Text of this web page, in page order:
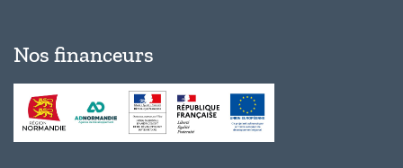
Nos financeurs